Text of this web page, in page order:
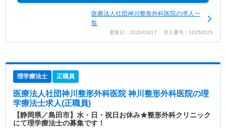
医療法人社団神川整形外科医院の求人一
覧
更新日：2026/03/17 求人番号：10250525
理学療法士 正職員
医療法人社団神川整形外科医院 神川整形外科医院の理
学療法士求人(正職員)
【静岡県／島田市】水・日・祝日お休み★整形外科クリニック
にて理学療法士の募集です！